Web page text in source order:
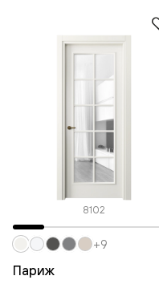
8102
Париж
+9